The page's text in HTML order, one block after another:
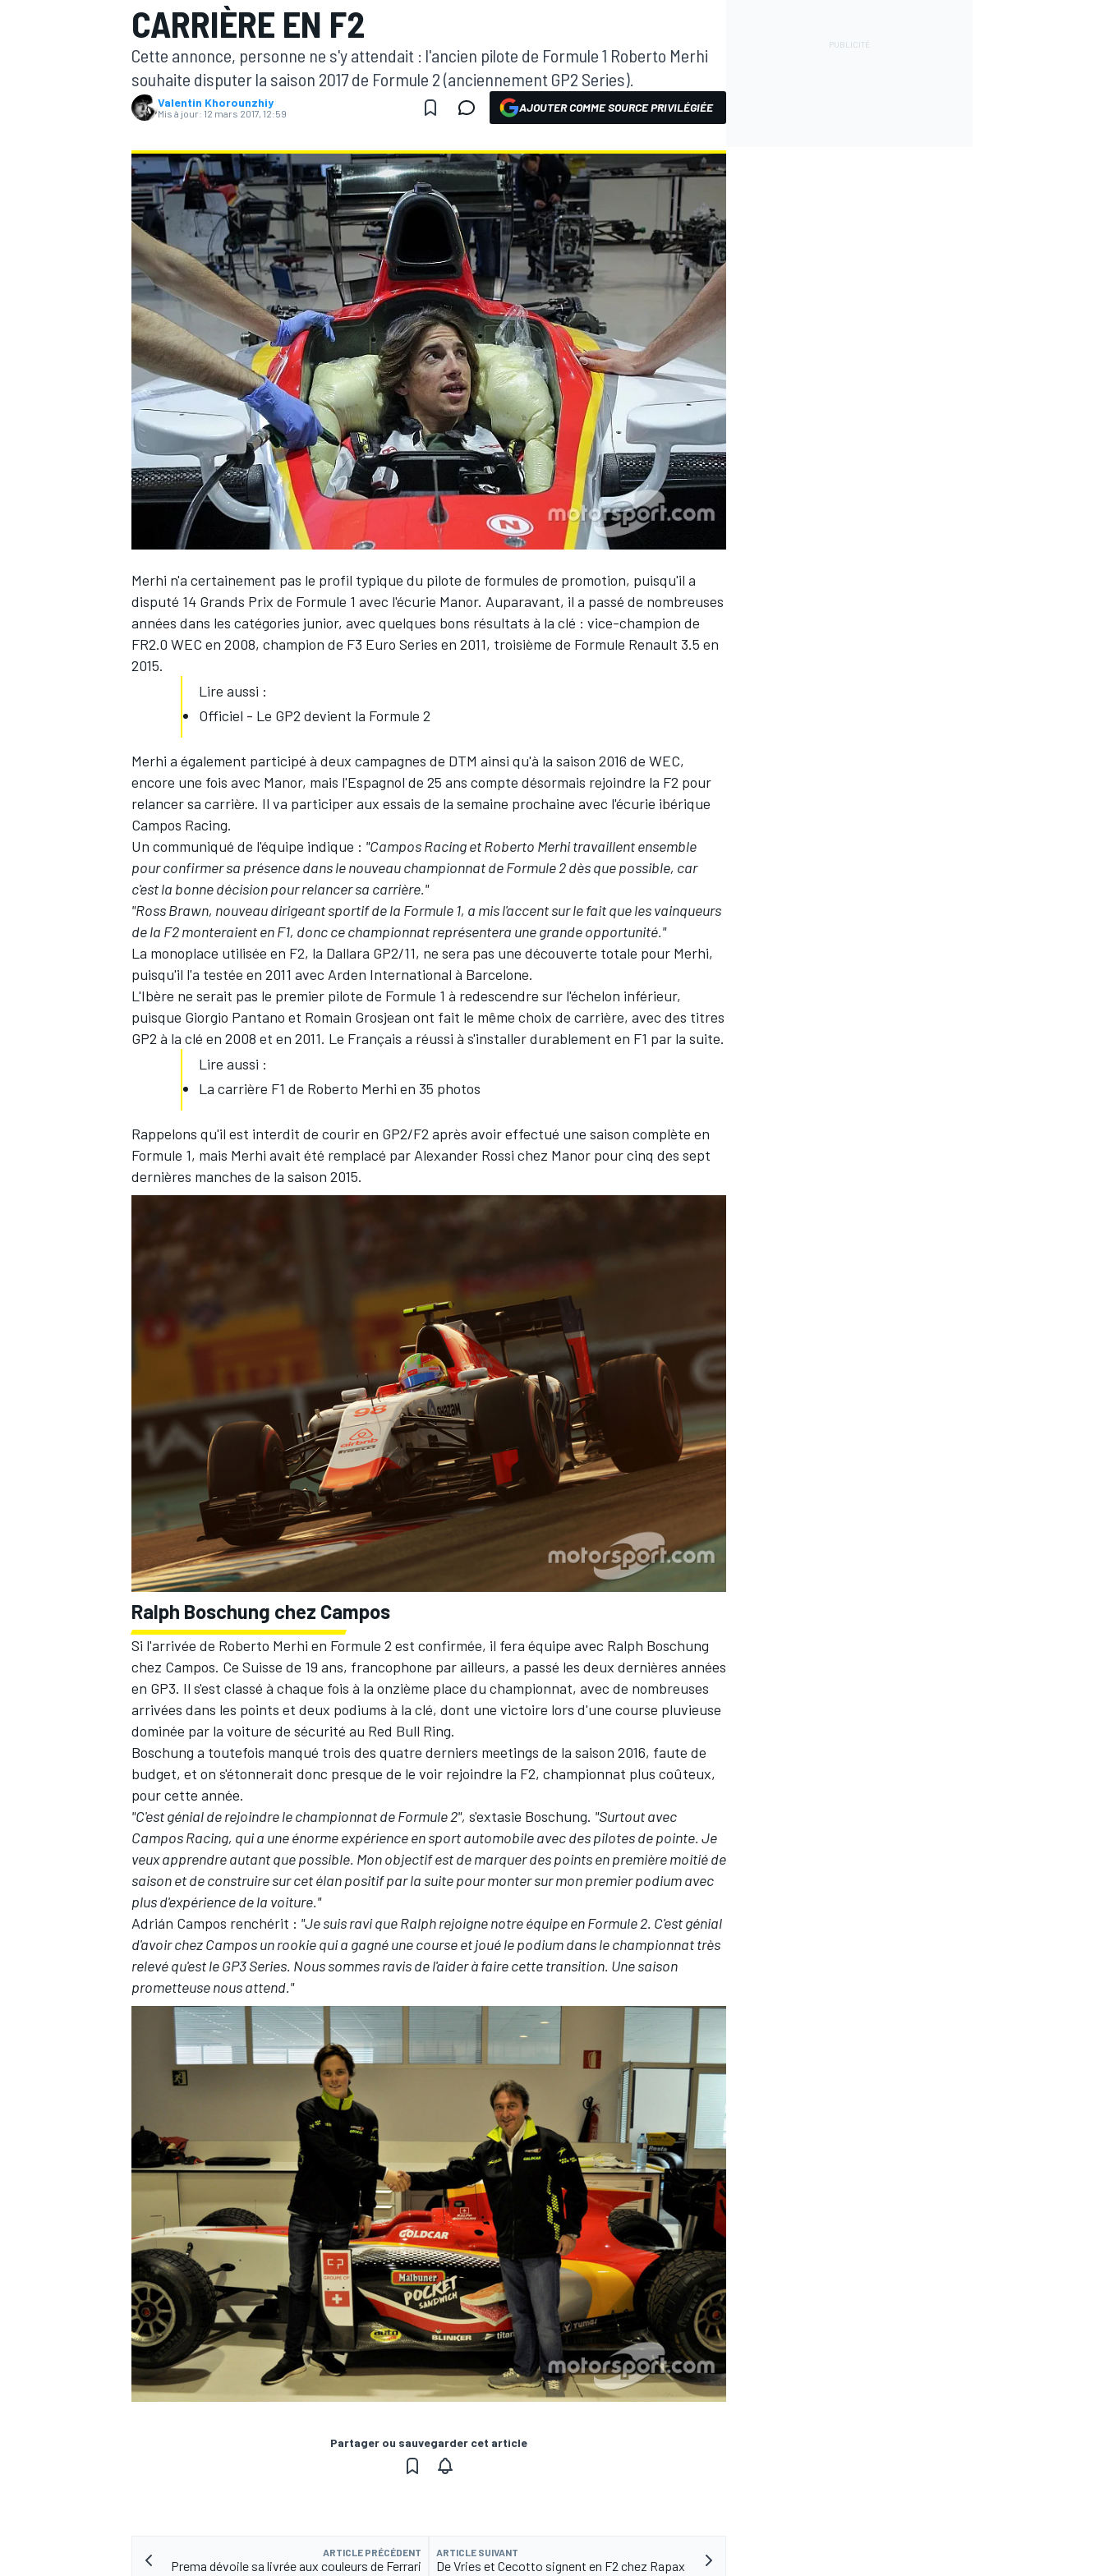
WRC
WEC
AUTRES CHAMPIONNATS
CARRIÈRE EN F2
Cette annonce, personne ne s'y attendait : l'ancien pilote de Formule 1 Roberto Merhi
souhaite disputer la saison 2017 de Formule 2 (anciennement GP2 Series).
Valentin Khorounzhiy
Mis à jour: 12 mars 2017, 12:59 AJOUTER COMME SOURCE PRIVILÉGIÉE
Merhi n'a certainement pas le profil typique du pilote de formules de promotion, puisqu'il a
disputé 14 Grands Prix de Formule 1 avec l'écurie Manor. Auparavant, il a passé de nombreuses
années dans les catégories junior, avec quelques bons résultats à la clé : vice-champion de
FR2.0 WEC en 2008, champion de F3 Euro Series en 2011, troisième de Formule Renault 3.5 en
2015.
Lire aussi :
Officiel - Le GP2 devient la Formule 2
Merhi a également participé à deux campagnes de DTM ainsi qu'à la saison 2016 de WEC,
encore une fois avec Manor, mais l'Espagnol de 25 ans compte désormais rejoindre la F2 pour
relancer sa carrière. Il va participer aux essais de la semaine prochaine avec l'écurie ibérique
Campos Racing.
Un communiqué de l'équipe indique : "Campos Racing et Roberto Merhi travaillent ensemble
pour confirmer sa présence dans le nouveau championnat de Formule 2 dès que possible, car
c'est la bonne décision pour relancer sa carrière."
"Ross Brawn, nouveau dirigeant sportif de la Formule 1, a mis l'accent sur le fait que les vainqueurs
de la F2 monteraient en F1, donc ce championnat représentera une grande opportunité."
La monoplace utilisée en F2, la Dallara GP2/11, ne sera pas une découverte totale pour Merhi,
puisqu'il l'a testée en 2011 avec Arden International à Barcelone.
L'Ibère ne serait pas le premier pilote de Formule 1 à redescendre sur l'échelon inférieur,
puisque Giorgio Pantano et Romain Grosjean ont fait le même choix de carrière, avec des titres
GP2 à la clé en 2008 et en 2011. Le Français a réussi à s'installer durablement en F1 par la suite.
Lire aussi :
La carrière F1 de Roberto Merhi en 35 photos
Rappelons qu'il est interdit de courir en GP2/F2 après avoir effectué une saison complète en
Formule 1, mais Merhi avait été remplacé par Alexander Rossi chez Manor pour cinq des sept
dernières manches de la saison 2015.
Ralph Boschung chez Campos
Si l'arrivée de Roberto Merhi en Formule 2 est confirmée, il fera équipe avec Ralph Boschung
chez Campos. Ce Suisse de 19 ans, francophone par ailleurs, a passé les deux dernières années
en GP3. Il s'est classé à chaque fois à la onzième place du championnat, avec de nombreuses
arrivées dans les points et deux podiums à la clé, dont une victoire lors d'une course pluvieuse
dominée par la voiture de sécurité au Red Bull Ring.
Boschung a toutefois manqué trois des quatre derniers meetings de la saison 2016, faute de
budget, et on s'étonnerait donc presque de le voir rejoindre la F2, championnat plus coûteux,
pour cette année.
"C'est génial de rejoindre le championnat de Formule 2", s'extasie Boschung. "Surtout avec
Campos Racing, qui a une énorme expérience en sport automobile avec des pilotes de pointe. Je
veux apprendre autant que possible. Mon objectif est de marquer des points en première moitié de
saison et de construire sur cet élan positif par la suite pour monter sur mon premier podium avec
plus d'expérience de la voiture."
Adrián Campos renchérit : "Je suis ravi que Ralph rejoigne notre équipe en Formule 2. C'est génial
d'avoir chez Campos un rookie qui a gagné une course et joué le podium dans le championnat très
relevé qu'est le GP3 Series. Nous sommes ravis de l'aider à faire cette transition. Une saison
prometteuse nous attend."
Partager ou sauvegarder cet article
ARTICLE PRÉCÉDENT
Prema dévoile sa livrée aux couleurs de Ferrari
ARTICLE SUIVANT
De Vries et Cecotto signent en F2 chez Rapax